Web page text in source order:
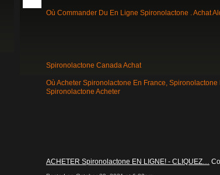
Où Commander Du En Ligne Spironolactone . Achat
Spironolactone Canada Achat
Où Acheter Spironolactone En France,
Spironolactone Acheter
ACHETER Spironolactone EN LIGNE! - CLIQUEZ…